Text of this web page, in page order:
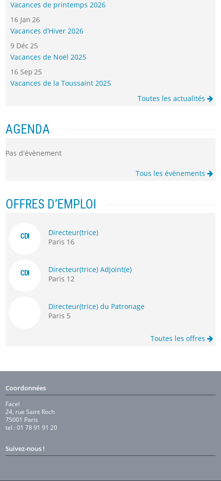
Vacances de printemps 2026
16 Jan 26
Vacances d’Hiver 2026
9 Déc 25
Vacances de Noël 2025
16 Sep 25
Vacances de la Toussaint 2025
Toutes les actualités
AGENDA
Pas d'évènement
Tous les évènements
OFFRES D’EMPLOI
CDI
Directeur(trice)
Paris 16
CDI
Directeur(trice) Adjoint(e)
Paris 12
Directeur(trice) du Patronage
Paris 5
Toutes les offres
Coordonnées
Facel
24, rue Saint Roch
75001 Paris
tel : 01 78 91 91 20
Suivez-nous !